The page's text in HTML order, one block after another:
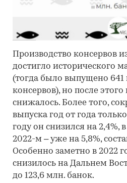
Производство консервов
достигло исторического
(тогда было выпущено 641
консервов), но после
снижалось. Более того,
выпуска год от года
году он снизился на 2,4%,
2022-м – уже на 5,8%,
Особенно заметно в 2022
снизилось на Дальнем
до 123,6 млн. банок.